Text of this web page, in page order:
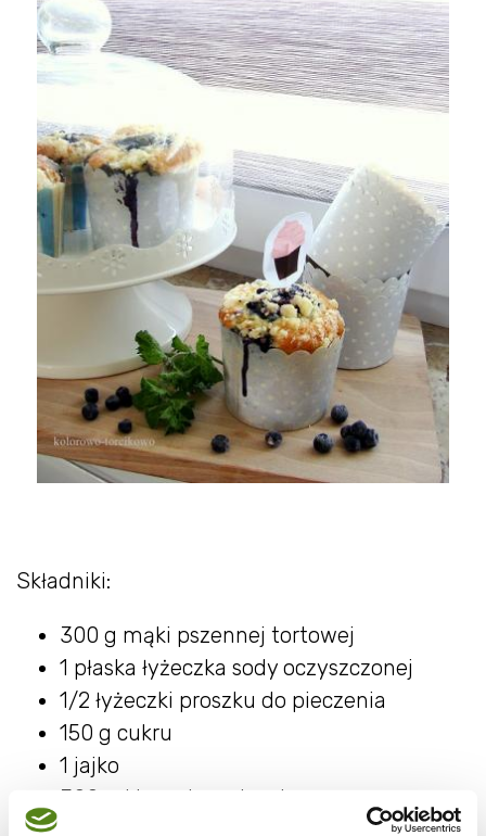
Składniki:
300 g mąki pszennej tortowej
1 płaska łyżeczka sody oczyszczonej
1/2 łyżeczki proszku do pieczenia
150 g cukru
1 jajko
300 ml jogurtu naturalnego